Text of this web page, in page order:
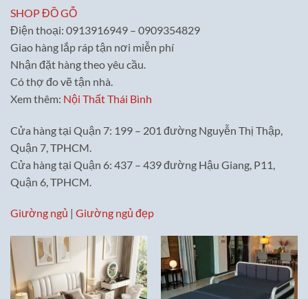
SHOP ĐỒ GỖ
Điện thoại: 0913916949 – 0909354829
Giao hàng lắp ráp tận nơi miễn phí
Nhận đặt hàng theo yêu cầu.
Có thợ đo vẽ tận nhà.
Xem thêm: Nội Thất Thái Bình
Cửa hàng tại Quận 7: 199 – 201 đường Nguyễn Thị Thập,
Quận 7, TPHCM.
Cửa hàng tại Quận 6: 437 – 439 đường Hậu Giang, P11,
Quận 6, TPHCM.
Giường ngủ | Giường ngủ đẹp